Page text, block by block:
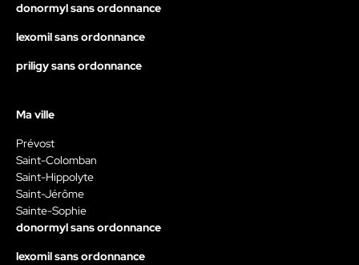
donormyl sans ordonnance
lexomil sans ordonnance
priligy sans ordonnance
Ma ville
Prévost
Saint-Colomban
Saint-Hippolyte
Saint-Jérôme
Sainte-Sophie
donormyl sans ordonnance
lexomil sans ordonnance